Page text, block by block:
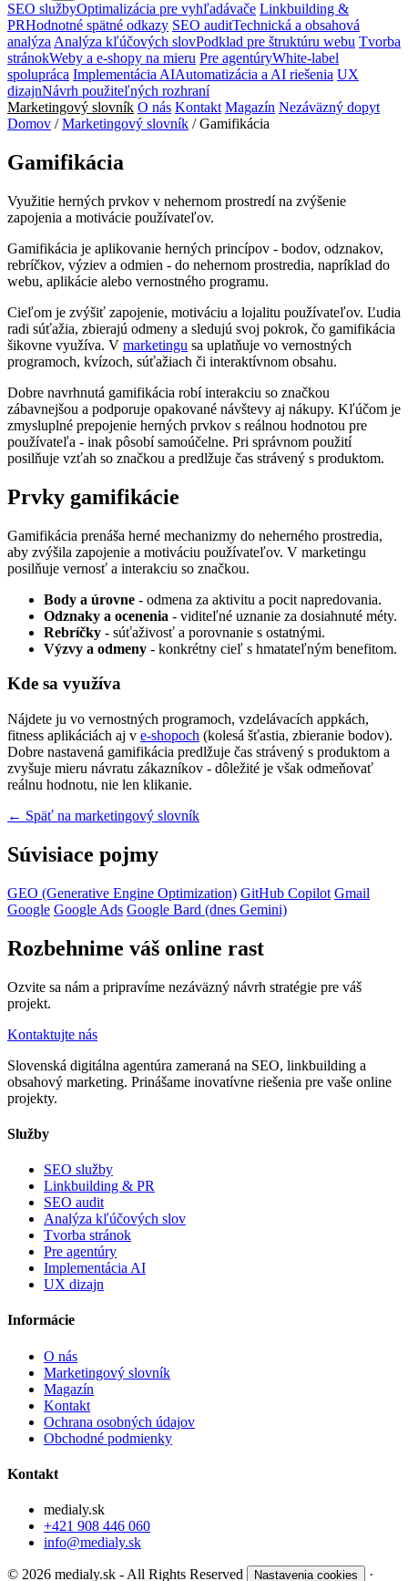
SEO službyOptimalizácia pre vyhľadávače Linkbuilding &
PRHodnotné spätné odkazy SEO auditTechnická a obsahová
analýza Analýza kľúčových slovPodklad pre štruktúru webu Tvorba
stránokWeby a e-shopy na mieru Pre agentúryWhite-label
spolupráca Implementácia AIAutomatizácia a AI riešenia UX
dizajnNávrh použiteľných rozhraní
Marketingový slovník O nás Kontakt Magazín Nezáväzný dopyt
Domov / Marketingový slovník /Gamifikácia
Gamifikácia
Využitie herných prvkov v nehernom prostredí na zvýšenie
zapojenia a motivácie používateľov.
Gamifikácia je aplikovanie herných princípov - bodov, odznakov,
rebríčkov, výziev a odmien - do nehernom prostredia, napríklad do
webu, aplikácie alebo vernostného programu.
Cieľom je zvýšiť zapojenie, motiváciu a lojalitu používateľov. Ľudia
radi súťažia, zbierajú odmeny a sledujú svoj pokrok, čo gamifikácia
šikovne využíva. V marketingu sa uplatňuje vo vernostných
programoch, kvízoch, súťažiach či interaktívnom obsahu.
Dobre navrhnutá gamifikácia robí interakciu so značkou
zábavnejšou a podporuje opakované návštevy aj nákupy. Kľúčom je
zmysluplné prepojenie herných prvkov s reálnou hodnotou pre
používateľa - inak pôsobí samoúčelne. Pri správnom použití
posilňuje vzťah so značkou a predlžuje čas strávený s produktom.
Prvky gamifikácie
Gamifikácia prenáša herné mechanizmy do neherného prostredia,
aby zvýšila zapojenie a motiváciu používateľov. V marketingu
posilňuje vernosť a interakciu so značkou.
Body a úrovne - odmena za aktivitu a pocit napredovania.
Odznaky a ocenenia - viditeľné uznanie za dosiahnuté méty.
Rebríčky - súťaživosť a porovnanie s ostatnými.
Výzvy a odmeny - konkrétny cieľ s hmatateľným benefitom.
Kde sa využíva
Nájdete ju vo vernostných programoch, vzdelávacích appkách,
fitness aplikáciách aj v e-shopoch (kolesá šťastia, zbieranie bodov).
Dobre nastavená gamifikácia predlžuje čas strávený s produktom a
zvyšuje mieru návratu zákazníkov - dôležité je však odmeňovať
reálnu hodnotu, nie len klikanie.
← Späť na marketingový slovník
Súvisiace pojmy
GEO (Generative Engine Optimization) GitHub Copilot Gmail
Google Google Ads Google Bard (dnes Gemini)
Rozbehnime váš online rast
Ozvite sa nám a pripravíme nezáväzný návrh stratégie pre váš
projekt.
Kontaktujte nás
Slovenská digitálna agentúra zameraná na SEO, linkbuilding a
obsahový marketing. Prinášame inovatívne riešenia pre vaše online
projekty.
Služby
SEO služby
Linkbuilding & PR
SEO audit
Analýza kľúčových slov
Tvorba stránok
Pre agentúry
Implementácia AI
UX dizajn
Informácie
O nás
Marketingový slovník
Magazín
Kontakt
Ochrana osobných údajov
Obchodné podmienky
Kontakt
medialy.sk
+421 908 446 060
info@medialy.sk
© 2026 medialy.sk - All Rights Reserved Nastavenia cookies ·